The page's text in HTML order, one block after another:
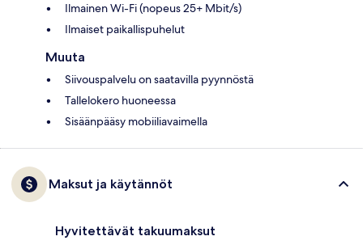
Ilmainen Wi-Fi (nopeus 25+ Mbit/s)
Ilmaiset paikallispuhelut
Muuta
Siivouspalvelu on saatavilla pyynnöstä
Tallelokero huoneessa
Sisäänpääsy mobiiliavaimella
Maksut ja käytännöt
Hyvitettävät takuumaksut